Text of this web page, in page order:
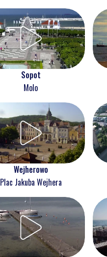
Sopot
Molo
Wejherowo
Plac Jakuba Wejhera